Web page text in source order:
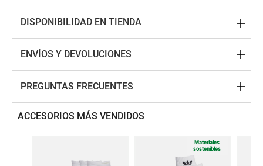
DISPONIBILIDAD EN TIENDA
ENVÍOS Y DEVOLUCIONES
PREGUNTAS FRECUENTES
ACCESORIOS MÁS VENDIDOS
Materiales
sostenibles